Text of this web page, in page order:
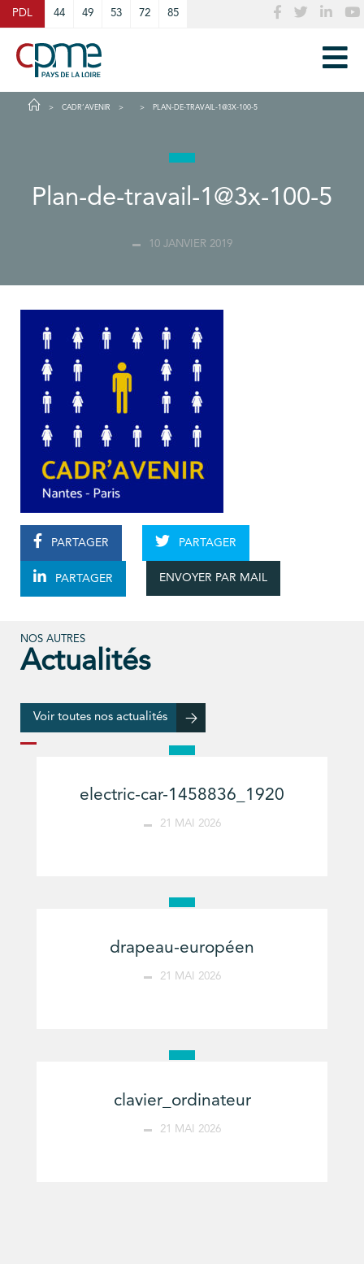
PDL 44 49 53 72 85
CADR’AVENIR PLAN-DE-TRAVAIL-1@3X-100-5
Plan-de-travail-1@3x-100-5
10 JANVIER 2019
PARTAGER PARTAGER
PARTAGER ENVOYER PAR MAIL
NOS AUTRES
Actualités
Voir toutes nos actualités
electric-car-1458836_1920
21 MAI 2026
drapeau-européen
21 MAI 2026
clavier_ordinateur
21 MAI 2026
Cookies management panel